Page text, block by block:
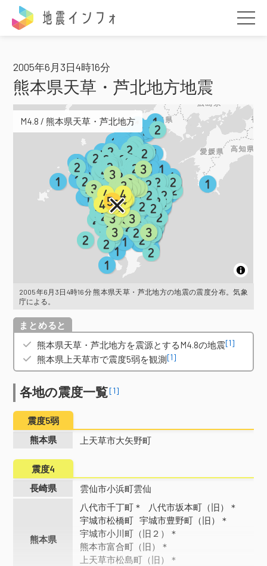
2005年6月3日4時16分
熊本県天草・芦北地方地震
M4.8 / 熊本県天草・芦北地方
2005年6月3日4時16分 熊本県天草・芦北地方の地震の震度分布。気象
庁による。
概要
熊本県天草・芦北地方を震源とするM4.8の地震[1]
熊本県上天草市で震度5弱を観測[1]
各地の震度一覧[1]
震度5弱
熊本県
上天草市大矢野町
震度4
長崎県
雲仙市小浜町雲仙
熊本県
八代市千丁町＊
八代市坂本町（旧）＊
宇城市松橋町 宇城市豊野町（旧）＊
宇城市小川町（旧２）＊
熊本市富合町（旧）＊
上天草市松島町（旧）＊